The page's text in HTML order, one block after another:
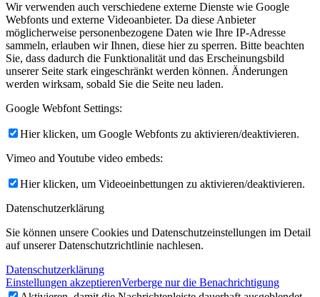
Wir verwenden auch verschiedene externe Dienste wie Google
Webfonts und externe Videoanbieter. Da diese Anbieter
möglicherweise personenbezogene Daten wie Ihre IP-Adresse
sammeln, erlauben wir Ihnen, diese hier zu sperren. Bitte beachten
Sie, dass dadurch die Funktionalität und das Erscheinungsbild
unserer Seite stark eingeschränkt werden können. Änderungen
werden wirksam, sobald Sie die Seite neu laden.
Google Webfont Settings:
Hier klicken, um Google Webfonts zu aktivieren/deaktivieren.
Vimeo and Youtube video embeds:
Hier klicken, um Videoeinbettungen zu aktivieren/deaktivieren.
Datenschutzerklärung
Sie können unsere Cookies und Datenschutzeinstellungen im Detail
auf unserer Datenschutzrichtlinie nachlesen.
Datenschutzerklärung
Einstellungen akzeptierenVerberge nur die Benachrichtigung